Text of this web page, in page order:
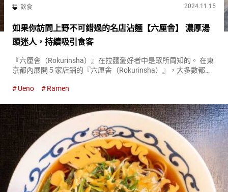
飲食 2024.11.15
如果你訪問上野不可錯過的名店沾麵【六厘舎】 濃厚湯
頭迷人，持續吸引食客
『六厘舎（Rokurinsha）』在拉麵愛好者中是眾所周知的。 在東
京都內展開５家店鋪的『六厘舎（Rokurinsha）』，大多數都是
料熬製的濃厚風味。 『特製沾麵（Special ...
Ueno Ramen